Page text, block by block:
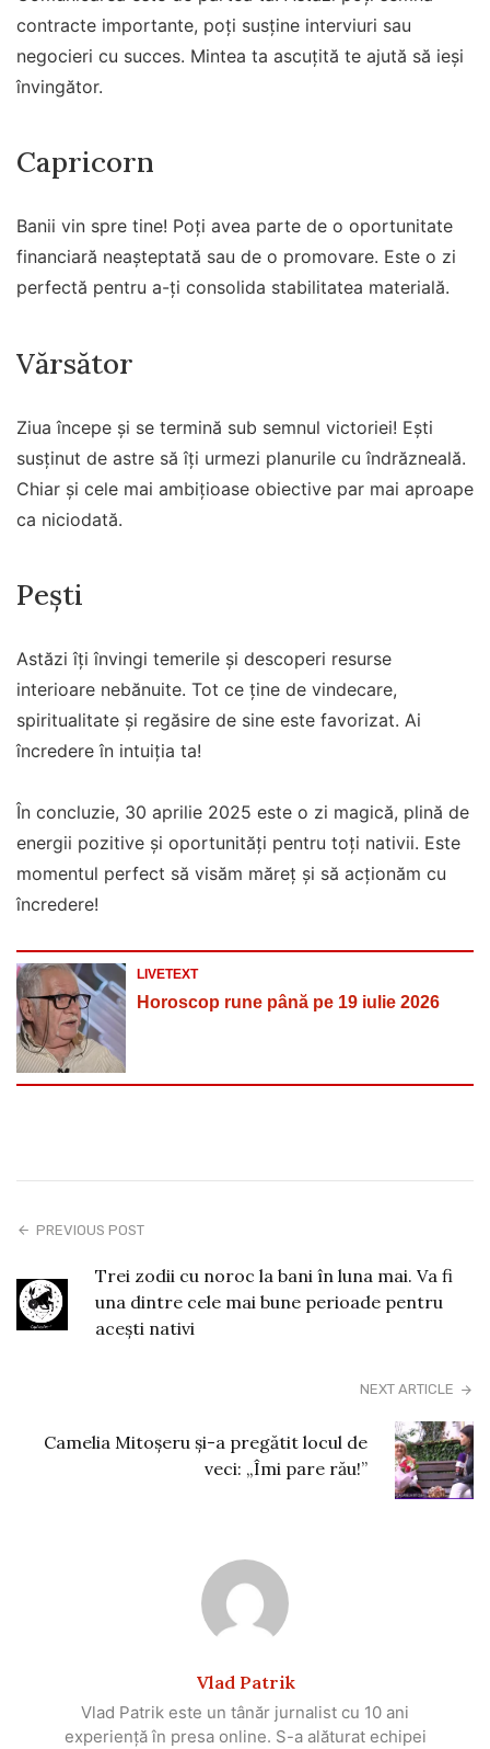
contracte importante, poți susține interviuri sau
negocieri cu succes. Mintea ta ascuțită te ajută să ieși
învingător.
Capricorn
Banii vin spre tine! Poți avea parte de o oportunitate
financiară neașteptată sau de o promovare. Este o zi
perfectă pentru a-ți consolida stabilitatea materială.
Vărsător
Ziua începe și se termină sub semnul victoriei! Ești
susținut de astre să îți urmezi planurile cu îndrăzneală.
Chiar și cele mai ambițioase obiective par mai aproape
ca niciodată.
Pești
Astăzi îți învingi temerile și descoperi resurse
interioare nebănuite. Tot ce ține de vindecare,
spiritualitate și regăsire de sine este favorizat. Ai
încredere în intuiția ta!
În concluzie, 30 aprilie 2025 este o zi magică, plină de
energii pozitive și oportunități pentru toți nativii. Este
momentul perfect să visăm măreț și să acționăm cu
încredere!
LIVETEXT
Horoscop rune până pe 19 iulie 2026
PREVIOUS POST
Trei zodii cu noroc la bani în luna mai. Va fi
una dintre cele mai bune perioade pentru
acești nativi
NEXT ARTICLE
Camelia Mitoșeru și-a pregătit locul de
veci: „Îmi pare rău!”
Vlad Patrik
Vlad Patrik este un tânăr jurnalist cu 10 ani
experiență în presa online. S-a alăturat echipei